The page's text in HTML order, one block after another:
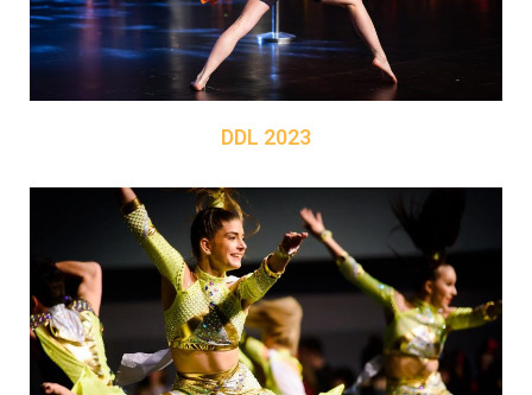
DDL 2023